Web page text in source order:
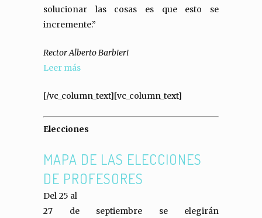
solucionar las cosas es que esto se
incremente.”
Rector Alberto Barbieri
Leer más
[/vc_column_text][vc_column_text]
Elecciones
MAPA DE LAS ELECCIONES
DE PROFESORES
Del 25 al
27 de septiembre se elegirán